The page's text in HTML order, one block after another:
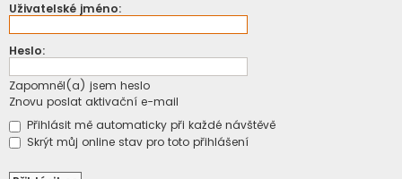
Uživatelské jméno:
Heslo:
Zapomněl(a) jsem heslo
Znovu poslat aktivační e-mail
Přihlásit mě automaticky při každé návštěvě
Skrýt můj online stav pro toto přihlášení